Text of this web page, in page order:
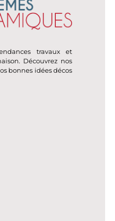
travaux et
Découvrez nos
bonnes idées décos